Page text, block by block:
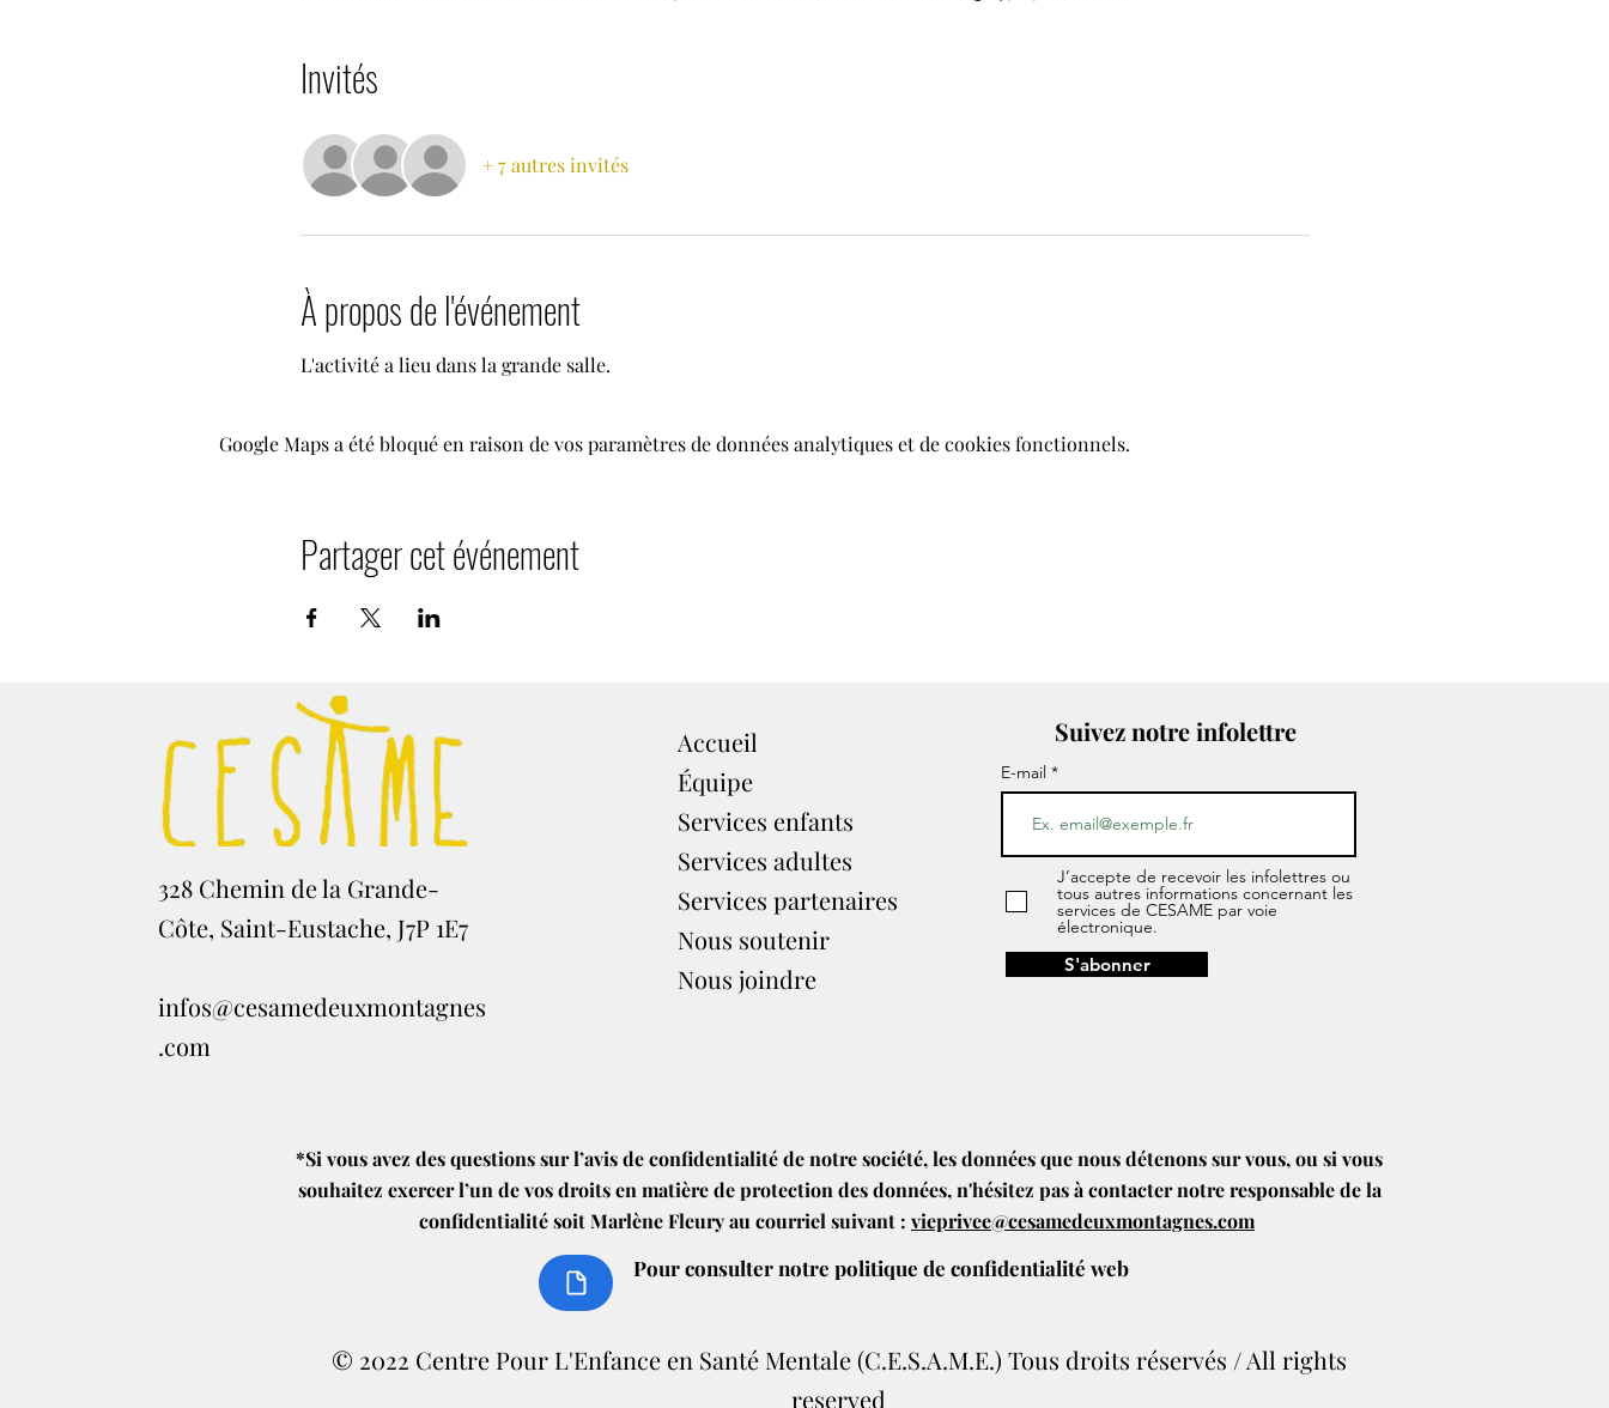
Invités
+ 7 autres invités
À propos de l'événement
L'activité a lieu dans la grande salle.
Google Maps a été bloqué en raison de vos paramètres de données analytiques et de cookies fonctionnels.
Partager cet événement
328 Chemin de la Grande-
Côte, Saint-Eustache, J7P 1E7
infos@cesamedeuxmontagnes
.com
Accueil
Équipe
Services enfants
Services adultes
Services partenaires​
Nous soutenir
Nous joindre
Suivez notre infolettre
E-mail
J’accepte de recevoir les infolettres ou
tous autres informations concernant les
services de CESAME par voie
électronique.
S'abonner
*Si vous avez des questions sur l’avis de confidentialité de notre société, les données que nous détenons sur vous, ou si vous
souhaitez exercer l’un de vos droits en matière de protection des données, n'hésitez pas à contacter notre responsable de la
confidentialité soit Marlène Fleury au courriel suivant :vieprivee@cesamedeuxmontagnes.com
Pour consulternotre politique de confidentialité web
© 2022 Centre Pour L'Enfance en Santé Mentale (C.E.S.A.M.E.) Tous droits réservés / All rights
reserved